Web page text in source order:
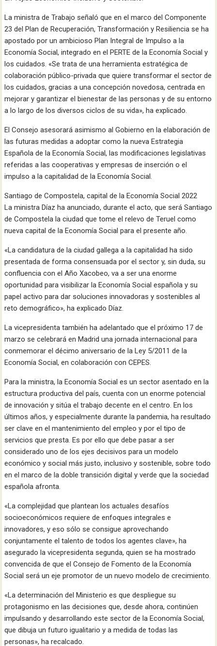
La ministra de Trabajo señaló que en el marco del Componente
23 del Plan de Recuperación, Transformación y Resiliencia se ha
apostado por un ambicioso Plan Integral de Impulso a la
Economía Social, integrado en el PERTE de la Economía Social y
los cuidados. «Se trata de una herramienta estratégica de
colaboración público-privada que quiere transformar el sector de
los cuidados, gracias a una concepción novedosa, centrada en
mejorar y garantizar el bienestar de las personas y de su entorno
a lo largo de los diversos ciclos de su vida», ha explicado.
El Consejo asesorará asimismo al Gobierno en la elaboración de
las futuras medidas a adoptar como la nueva Estrategia
Española de la Economía Social, las modificaciones legislativas
referidas a las cooperativas y empresas de inserción o el
impulso a la capitalidad de la Economía Social.
Santiago de Compostela, capital de la Economía Social 2022
La ministra Díaz ha anunciado, durante el acto, que será Santiago
de Compostela la ciudad que tome el relevo de Teruel como
nueva capital de la Economía Social para el presente año.
«La candidatura de la ciudad gallega a la capitalidad ha sido
presentada de forma consensuada por el sector y, sin duda, su
confluencia con el Año Xacobeo, va a ser una enorme
oportunidad para visibilizar la Economía Social española y su
papel activo para dar soluciones innovadoras y sostenibles al
reto demográfico», ha explicado Díaz.
La vicepresidenta también ha adelantado que el próximo 17 de
marzo se celebrará en Madrid una jornada internacional para
conmemorar el décimo aniversario de la Ley 5/2011 de la
Economía Social, en colaboración con CEPES.
Para la ministra, la Economía Social es un sector asentado en la
estructura productiva del país, cuenta con un enorme potencial
de innovación y sitúa el trabajo decente en el centro. En los
últimos años, y especialmente durante la pandemia, ha resultado
ser clave en el mantenimiento del empleo y por el tipo de
servicios que presta. Es por ello que debe pasar a ser
considerado uno de los ejes decisivos para un modelo
económico y social más justo, inclusivo y sostenible, sobre todo
en el marco de la doble transición digital y verde que la sociedad
española afronta.
«La complejidad que plantean los actuales desafíos
socioeconómicos requiere de enfoques integrales e
innovadores, y eso sólo se consigue aprovechando
conjuntamente el talento de todos los agentes clave», ha
asegurado la vicepresidenta segunda, quien se ha mostrado
convencida de que el Consejo de Fomento de la Economía
Social será un eje promotor de un nuevo modelo de crecimiento.
«La determinación del Ministerio es que despliegue su
protagonismo en las decisiones que, desde ahora, continúen
impulsando y desarrollando este sector de la Economía Social,
que dibuja un futuro igualitario y a medida de todas las
personas», ha recalcado.